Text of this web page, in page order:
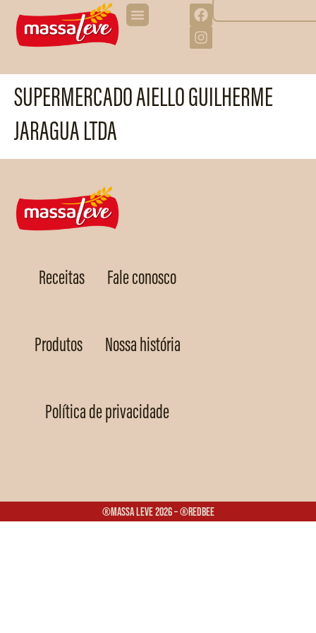
SUPERMERCADO AIELLO GUILHERME
JARAGUA LTDA
Receitas Fale conosco
Produtos Nossa história
Política de privacidade
®Massa Leve 2026 – ®Redbee